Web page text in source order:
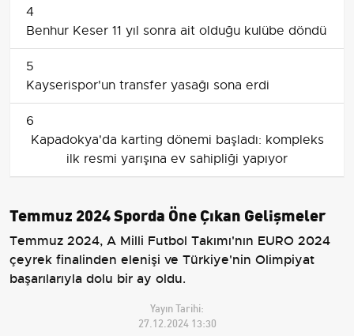
4
Benhur Keser 11 yıl sonra ait olduğu kulübe döndü
5
Kayserispor'un transfer yasağı sona erdi
6
Kapadokya'da karting dönemi başladı: kompleks
ilk resmi yarışına ev sahipliği yapıyor
Temmuz 2024 Sporda Öne Çıkan Gelişmeler
Temmuz 2024, A Milli Futbol Takımı'nın EURO 2024
çeyrek finalinden elenişi ve Türkiye'nin Olimpiyat
başarılarıyla dolu bir ay oldu.
Yayın Tarihi:
27.12.2024 13:30